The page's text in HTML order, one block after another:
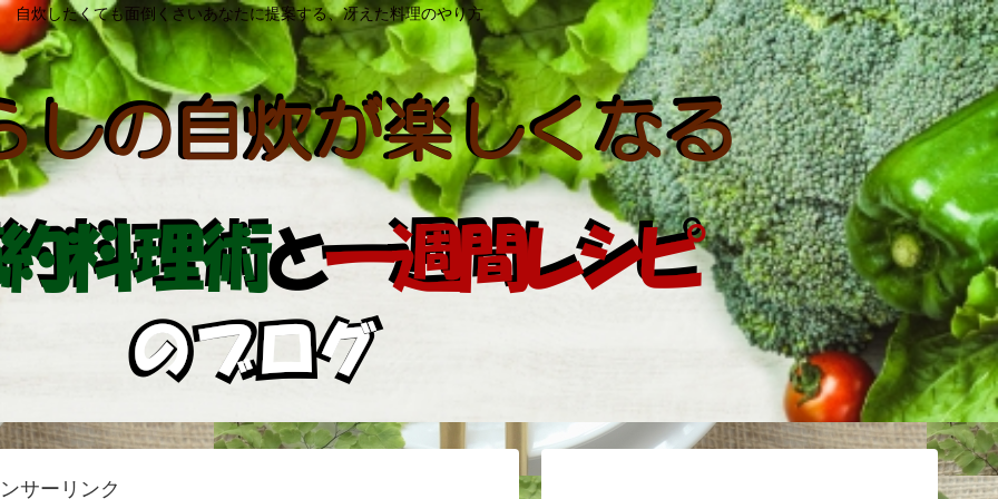
自炊したくても面倒くさいあなたに提案する、冴えた料理のやり方
サーリンク